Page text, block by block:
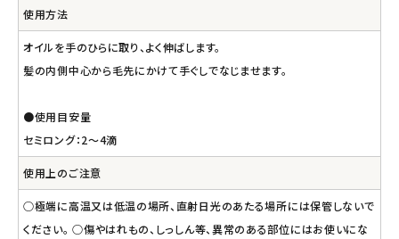
使用方法
オイルを手のひらに取り、よく伸ばします。
髪の内側中心から毛先にかけて手ぐしでなじませます。
●使用目安量
セミロング：2～4滴
使用上のご注意
○極端に高温又は低温の場所、直射日光のあたる場所には保管しないで
ください。 ○傷やはれもの、しっしん等、異常のある部位にはお使いにな